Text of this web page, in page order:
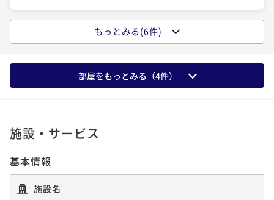
陶板焼き＆しゃぶしゃぶ☆近江牛がこんなに柔らかい
なんて！特選近江牛会席プラン「蘇芳ーSuouー」
二食付き 現地決済可 事前決済可
IN 15:00 - 19:30 OUT11:00
ポイント即利用で
【6～8月限定！】夏の特選会席プラン ～旬を味わう
鱧づくし会席～
二食付き 現地決済可
旬の味覚を愉しむ！びわ湖花街道ならではの季節会席
現地決済可 事前決済可
IN 15:00 - 19:30 OUT11:00
ポイント即利用で最大5％OFF
近江牛すき焼きプラン～口の中でとろけるやわらか
さ！！絶品近江牛が食べたい♪～
二食付き 現地決済可
もっとみる(6件)
部屋をもっとみる（4件）
施設・サービス
基本情報
施設名